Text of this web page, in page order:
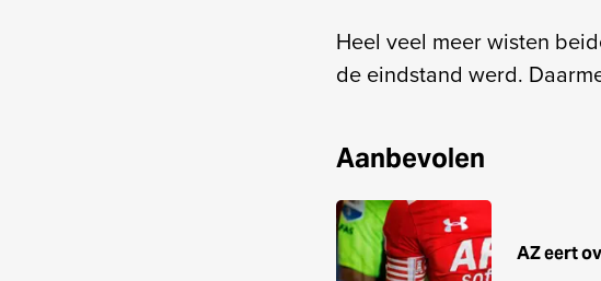
Heel veel meer wisten
de eindstand werd.
Aanbevolen
AZ eert